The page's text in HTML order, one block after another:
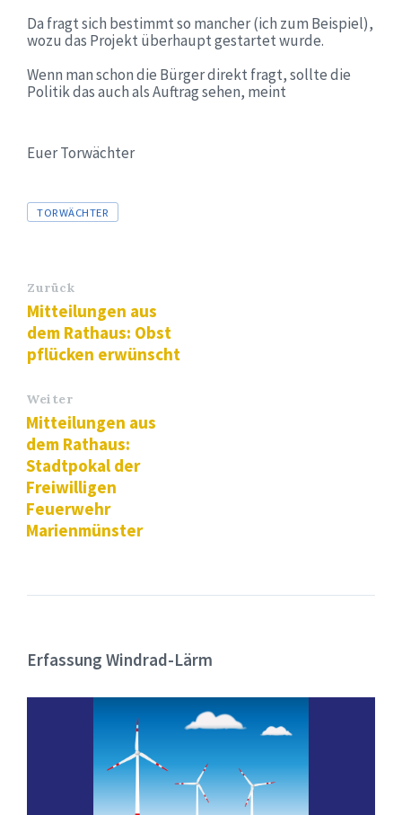
Da fragt sich bestimmt so mancher (ich zum Beispiel),
wozu das Projekt überhaupt gestartet wurde.
Wenn man schon die Bürger direkt fragt, sollte die
Politik das auch als Auftrag sehen, meint
Euer Torwächter
Tags
TORWÄCHTER
Zurück
Mitteilungen aus
dem Rathaus: Obst
pflücken erwünscht
Weiter
Mitteilungen aus
dem Rathaus:
Stadtpokal der
Freiwilligen
Feuerwehr
Marienmünster
Erfassung Windrad-Lärm